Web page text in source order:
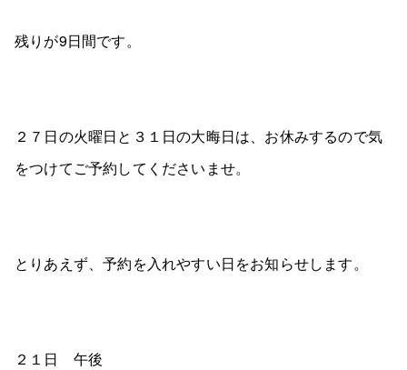
残りが9日間です。
２７日の火曜日と３１日の大晦日は、お休みするので気
をつけてご予約してくださいませ。
とりあえず、予約を入れやすい日をお知らせします。
２１日 午後